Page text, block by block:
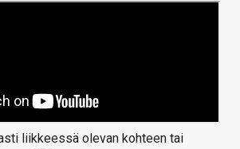
liikkeessä olevan kohteen tai